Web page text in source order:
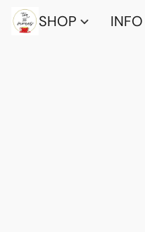
SHOP INFO